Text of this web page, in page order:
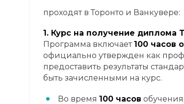
проходят в Торонто и Ванкувере:
1. Курс на получение диплома
Программа включает100 часов
официально утвержден как
предоставить результаты
быть зачисленными на курс.
Во время 100 часов